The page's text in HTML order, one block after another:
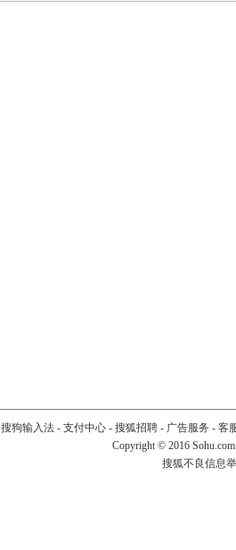
搜狗输入法- 支付中心- 搜狐招聘- 广告服务 - 客
Copyright © 2016
搜狐不良信息